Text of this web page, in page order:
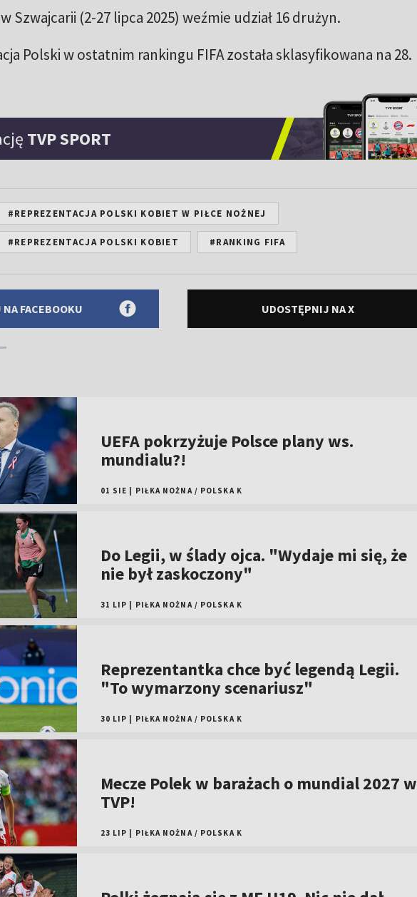
Szwajcarii (2-27 lipca 2025) weźmie udział 16 drużyn.
Polski w ostatnim rankingu FIFA została sklasyfikowana na 28.
TVP SPORT
#REPREZENTACJA POLSKI KOBIET W PIŁCE NOŻNEJ
#REPREZENTACJA POLSKI KOBIET #RANKING FIFA
FACEBOOKU UDOSTĘPNIJ NA X
UEFA pokrzyżuje Polsce plany ws.
mundialu?!
01 SIE PIŁKA NOŻNA / POLSKA K
Do Legii, w ślady ojca. "Wydaje mi się, że
nie był zaskoczony"
31 LIP PIŁKA NOŻNA / POLSKA K
Reprezentantka chce być legendą Legii.
"To wymarzony scenariusz"
30 LIP PIŁKA NOŻNA / POLSKA K
Mecze Polek w barażach o mundial 2027 w
TVP!
23 LIP PIŁKA NOŻNA / POLSKA K